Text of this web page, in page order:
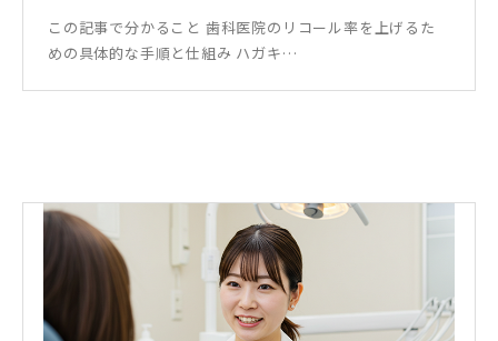
この記事で分かること 歯科医院のリコール率を上げるた
めの具体的な手順と仕組み ハガキ…